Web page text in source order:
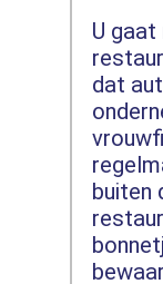
U
dat
buiten